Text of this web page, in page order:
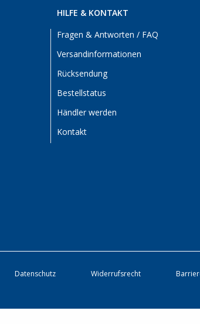
HILFE & KONTAKT
Fragen & Antworten / FAQ
Versandinformationen
Rücksendung
Bestellstatus
Händler werden
Kontakt
Datenschutz Widerrufsrecht